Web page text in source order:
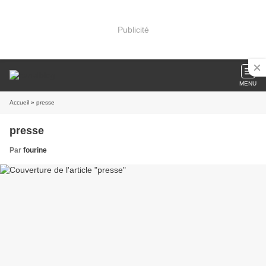
Publicité
MENU
Accueil » presse
presse
Par fourine